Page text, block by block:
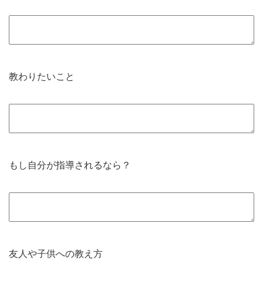
教わりたいこと
もし自分が指導されるなら？
友人や子供への教え方